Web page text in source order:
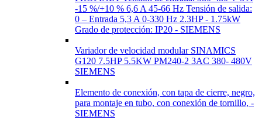
-15 %/+10 % 6,6 A 45-66 Hz Tensión de salida:
0 – Entrada 5,3 A 0-330 Hz 2.3HP - 1.75kW
Grado de protección: IP20 - SIEMENS
Variador de velocidad modular SINAMICS
G120 7.5HP 5.5KW PM240-2 3AC 380- 480V
SIEMENS
Elemento de conexión, con tapa de cierre, negro,
para montaje en tubo, con conexión de tornillo, -
SIEMENS